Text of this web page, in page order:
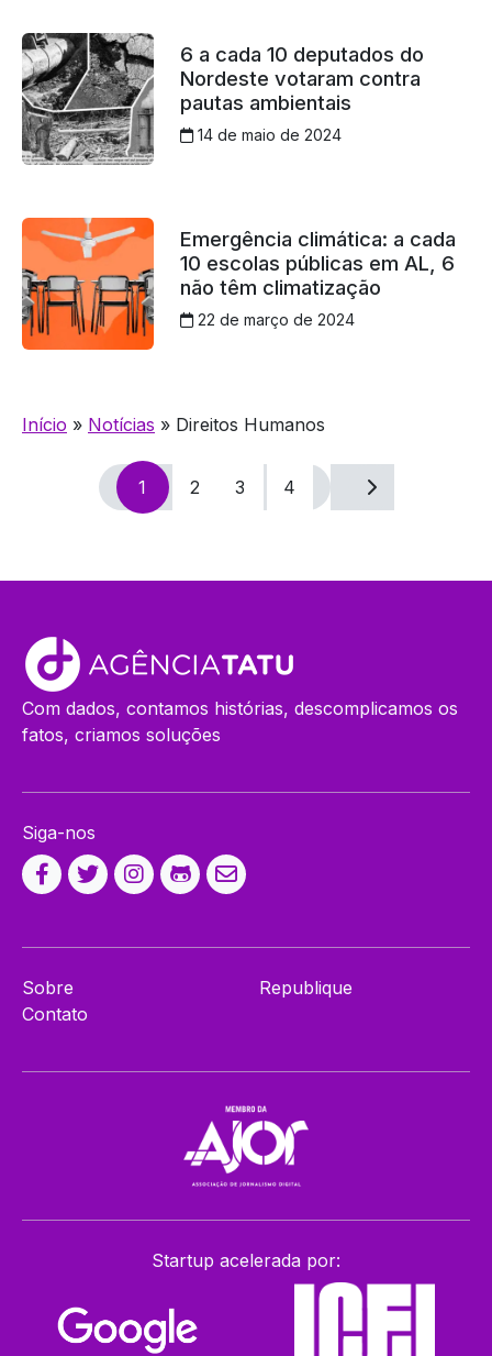
6 a cada 10 deputados do
Nordeste votaram contra
pautas ambientais
14 de maio de 2024
Emergência climática: a cada
10 escolas públicas em AL, 6
não têm climatização
22 de março de 2024
Início » Notícias » Direitos Humanos
Navegação
1 2 3 4
Com dados, contamos histórias, descomplicamos os
fatos, criamos soluções
Siga-nos
Sobre
Contato
Republique
Startup acelerada por: